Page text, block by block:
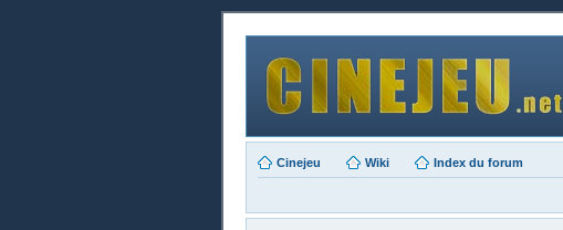
Cinejeu Wiki Index du forum